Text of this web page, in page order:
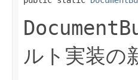
ルト実装の